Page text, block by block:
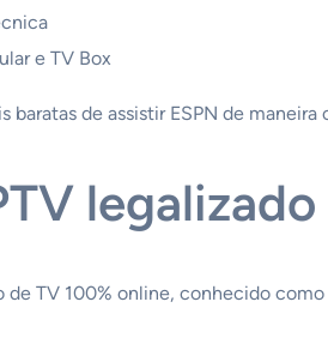
e TV Box
baratas de assistir ESPN de maneira
TV 100% online, conhecido